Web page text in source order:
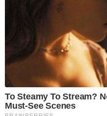
To Steamy To Stream?
Must-See Scenes